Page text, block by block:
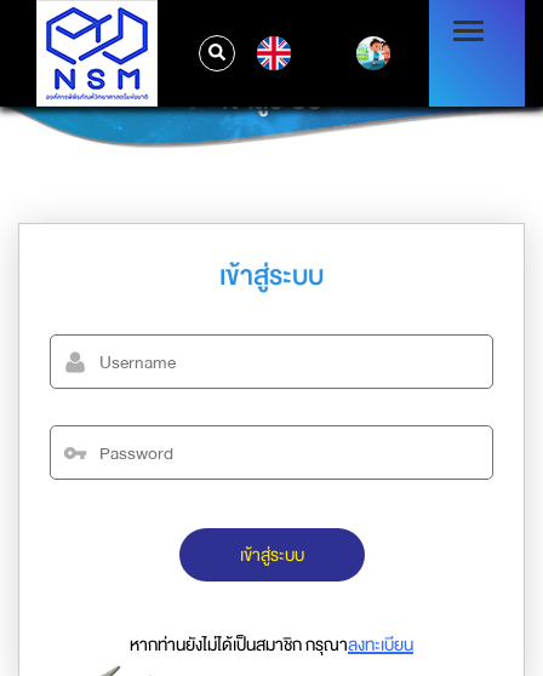
เข้าสู่ระบบ
เข้าสู่ระบบ
เข้าสู่ระบบ
หากท่านยังไม่ได้เป็นสมาชิก กรุณาลงทะเบียน